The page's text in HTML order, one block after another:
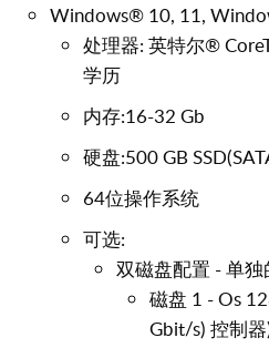
Windows® 10, 11,
处理器: 英特尔®
学历
内存:16-32 Gb
硬盘:500 GB
64位操作系统
可选:
双磁盘配置 - 单独
磁盘 1 - Os
Gbit/s) 控制